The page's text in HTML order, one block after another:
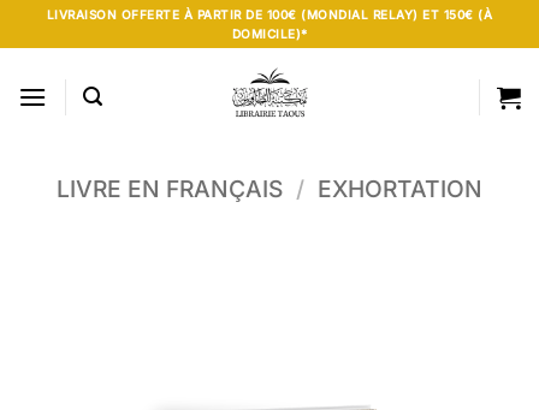
Passer
au
contenu
LIVRAISON OFFERTE À PARTIR DE 100€ (MONDIAL RELAY) ET 150€ (À
DOMICILE)*
LIVRE EN FRANÇAIS / EXHORTATION